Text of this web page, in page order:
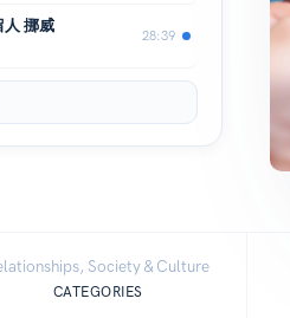
人 挪威
28:39
Society & Culture
CATEGORIES